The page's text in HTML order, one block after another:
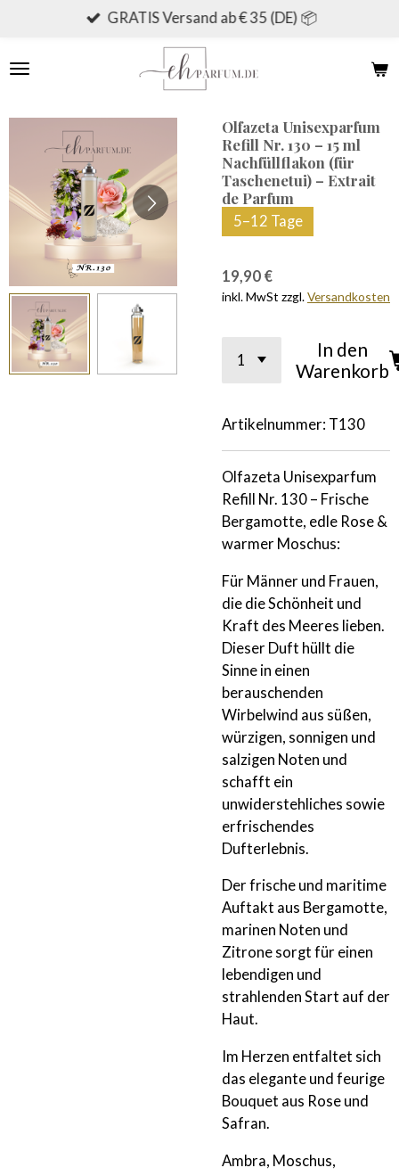
springen
GRATIS Versand ab € 35 (DE) 📦
Olfazeta Unisexparfum
Refill Nr. 130 – 15 ml
Nachfüllflakon (für
Taschenetui) – Extrait
de Parfum
5–12 Tage
19,90 €
inkl. MwSt zzgl.Versandkosten
In den
Warenkorb
Artikelnummer: T130
Olfazeta Unisexparfum
Refill Nr. 130 – Frische
Bergamotte, edle Rose &
warmer Moschus:
Für Männer und Frauen,
die die Schönheit und
Kraft des Meeres lieben.
Dieser Duft hüllt die
Sinne in einen
berauschenden
Wirbelwind aus süßen,
würzigen, sonnigen und
salzigen Noten und
schafft ein
unwiderstehliches sowie
erfrischendes
Dufterlebnis.
Der frische und maritime
Auftakt aus Bergamotte,
marinen Noten und
Zitrone sorgt für einen
lebendigen und
strahlenden Start auf der
Haut.
Im Herzen entfaltet sich
das elegante und feurige
Bouquet aus Rose und
Safran.
Ambra, Moschus,